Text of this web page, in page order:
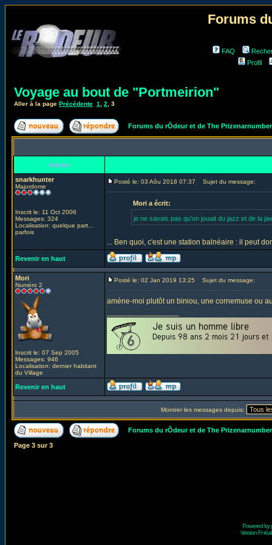
Forums
FAQ
Profil
Voyage au bout de "Portmeirion"
Aller à la page Précédente 1 2 3
Forums du rÔdeur et de The
Auteur
snarkhunter
Majordome
Inscrit le: 11 Oct 2006
Messages: 324
Localisation: quelque part...
parfois
Posté le: 03 Aôu 2018 07:37 Sujet du message:
Mori a écrit:
je ne savais pas qu'on jouait du jazz et de la
... Ben quoi, c'est une station balnéaire : il peut
Revenir en haut
Mori
Numéro 2
Inscrit le: 07 Sep 2005
Messages: 946
Localisation: dernier habitant
du Village
Posté le: 02 Jan 2019 13:25 Sujet du message:
amène-moi plutôt un biniou, une cornemuse ou
Revenir en haut
Montrer les messages depuis:
Forums du rÔdeur et de The
Page 3 sur3
Powered by
Version Fr